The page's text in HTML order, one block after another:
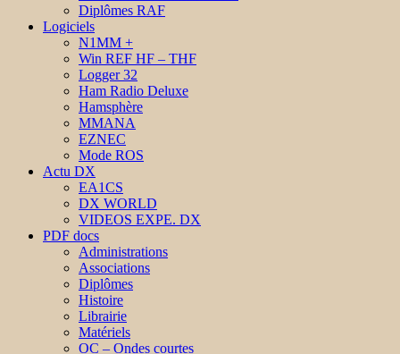
Diplômes RAF
Logiciels
N1MM +
Win REF HF – THF
Logger 32
Ham Radio Deluxe
Hamsphère
MMANA
EZNEC
Mode ROS
Actu DX
EA1CS
DX WORLD
VIDEOS EXPE. DX
PDF docs
Administrations
Associations
Diplômes
Histoire
Librairie
Matériels
OC – Ondes courtes